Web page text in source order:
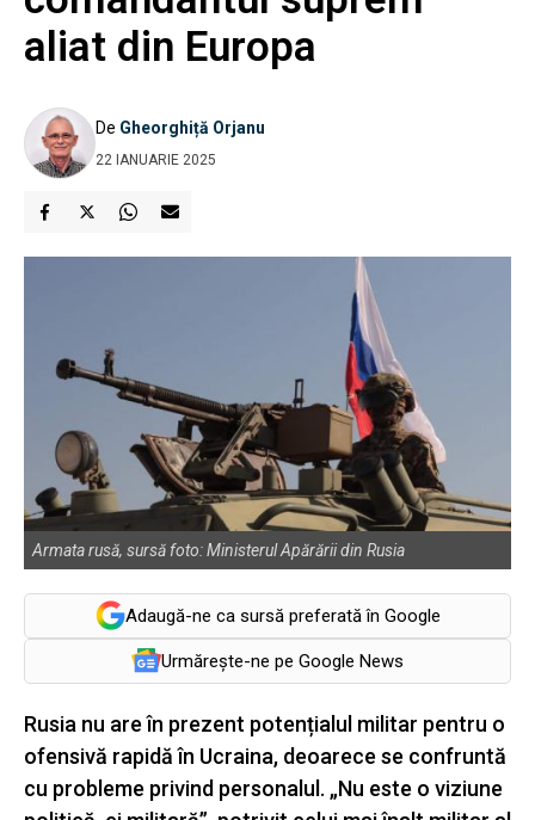
aliat din Europa
De Gheorghiță Orjanu
22 IANUARIE 2025
Armata rusă, sursă foto: Ministerul Apărării din Rusia
Adaugă-ne ca sursă preferată în Google
Urmărește-ne pe Google News
Rusia nu are în prezent potențialul militar pentru o
ofensivă rapidă în Ucraina, deoarece se confruntă
cu probleme privind personalul. „Nu este o viziune